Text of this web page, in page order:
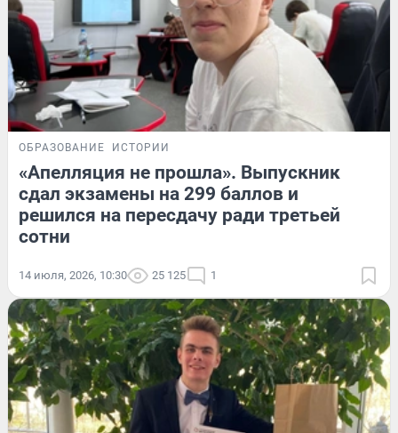
ОБРАЗОВАНИЕ ИСТОРИИ
«Апелляция не прошла». Выпускник
сдал экзамены на 299 баллов и
решился на пересдачу ради третьей
сотни
14 июля, 2026, 10:30 25 125 1